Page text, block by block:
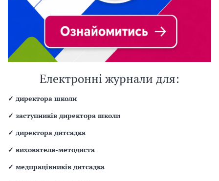
Електронні журнали для:
✓ директора школи
✓ заступників директора школи
✓ директора дитсадка
✓ вихователя-методиста
✓ медпрацівників дитсадка